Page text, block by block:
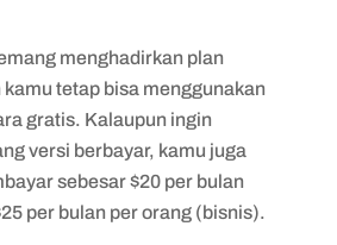
menghadirkan plan
kamu tetap bisa menggunakan
gratis. Kalaupun ingin
versi berbayar, kamu juga
sebesar $20 per bulan
per bulan per orang (bisnis).